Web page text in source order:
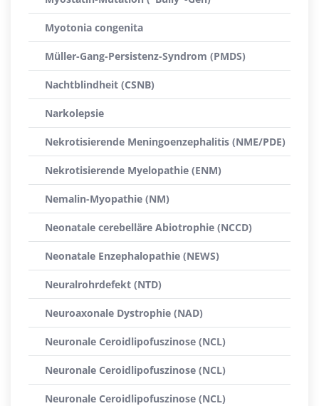
Myotonia congenita
Müller-Gang-Persistenz-Syndrom (PMDS)
Nachtblindheit (CSNB)
Narkolepsie
Nekrotisierende Meningoenzephalitis (NME/PDE)
Nekrotisierende Myelopathie (ENM)
Nemalin-Myopathie (NM)
Neonatale cerebelläre Abiotrophie (NCCD)
Neonatale Enzephalopathie (NEWS)
Neuralrohrdefekt (NTD)
Neuroaxonale Dystrophie (NAD)
Neuronale Ceroidlipofuszinose (NCL)
Neuronale Ceroidlipofuszinose (NCL)
Neuronale Ceroidlipofuszinose (NCL)